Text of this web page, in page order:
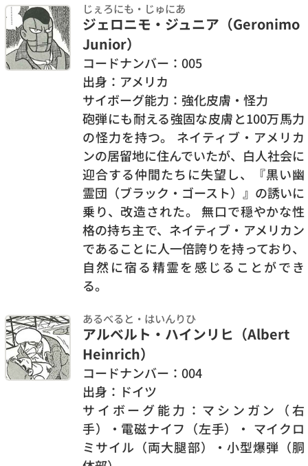
じぇろにも・じゅにあ
ジェロニモ・ジュニア（Geronimo
Junior）
コードナンバー：005
出身：アメリカ
サイボーグ能力：強化皮膚・怪力
砲弾にも耐える強固な皮膚と100万馬力
の怪力を持つ。 ネイティブ・アメリカ
ンの居留地に住んでいたが、白人社会に
迎合する仲間たちに失望し、『黒い幽
霊団（ブラック・ゴースト）』の誘いに
乗り、改造された。 無口で穏やかな性
格の持ち主で、ネイティブ・アメリカン
であることに人一倍誇りを持っており、
自然に宿る精霊を感じることができ
る。
あるべると・はいんりひ
アルベルト・ハインリヒ（Albert
Heinrich）
コードナンバー：004
出身：ドイツ
サイボーグ能力：マシンガン（右
手）・電磁ナイフ（左手）・ マイクロ
ミサイル（両大腿部）・小型爆弾（胴